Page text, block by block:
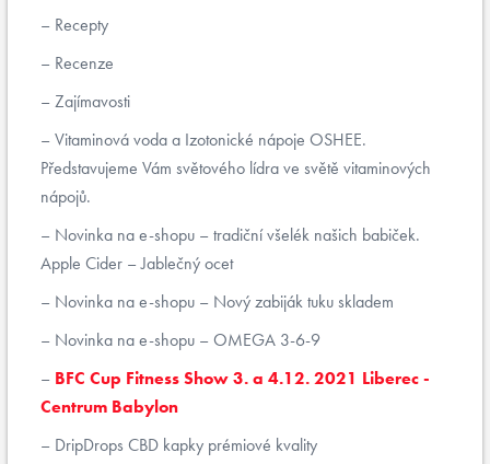
Recepty
Recenze
Zajímavosti
Vitaminová voda a Izotonické nápoje OSHEE.
Představujeme Vám světového lídra ve světě vitaminových
nápojů.
Novinka na e-shopu – tradiční všelék našich babiček.
Apple Cider – Jablečný ocet
Novinka na e-shopu – Nový zabiják tuku skladem
Novinka na e-shopu – OMEGA 3-6-9
BFC Cup Fitness Show 3. a 4.12. 2021 Liberec -
Centrum Babylon
DripDrops CBD kapky prémiové kvality